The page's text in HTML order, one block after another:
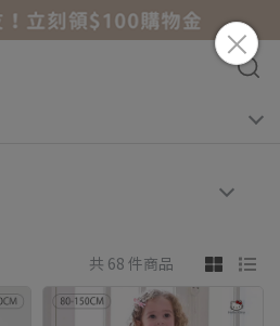
共 68 件商品